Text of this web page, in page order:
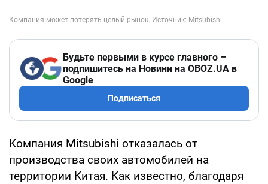
Будьте первыми в курсе главного –
подпишитесь на Новини на OBOZ.UA в
Google
Подписаться
Компания Mitsubishi отказалась от
производства своих автомобилей на
территории Китая. Как известно, благодаря